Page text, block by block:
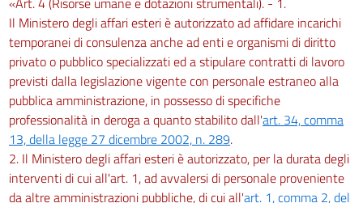
Il Ministero degli affari esteri è autorizzato ad affidare incarichi
temporanei di consulenza anche ad enti e organismi di diritto
privato o pubblico specializzati ed a stipulare contratti di lavoro
previsti dalla legislazione vigente con personale estraneo alla
pubblica amministrazione, in possesso di specifiche
professionalità in deroga a quanto stabilito dall'art. 34, comma
13, della legge 27 dicembre 2002, n. 289.
2. Il Ministero degli affari esteri è autorizzato, per la durata degli
interventi di cui all'art. 1, ad avvalersi di personale proveniente
da altre amministrazioni pubbliche, di cui all'art. 1, comma 2, del